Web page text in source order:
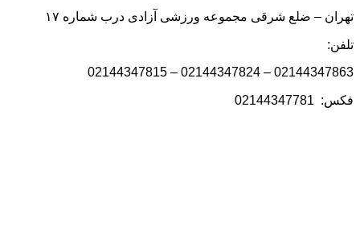
تهران – ضلع شرقی مجموعه ورزشی آزادی درب شماره ۱۷
تلفن:
02144347863 – 02144347824 – 02144347815
فکس: 02144347781